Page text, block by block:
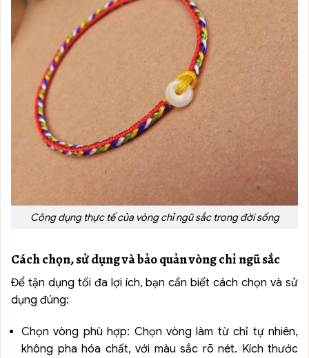
Công dụng thực tế của vòng chỉ ngũ sắc trong đời sống
Cách chọn, sử dụng và bảo quản vòng chỉ ngũ sắc
Để tận dụng tối đa lợi ích, bạn cần biết cách chọn và sử
dụng đúng:
Chọn vòng phù hợp: Chọn vòng làm từ chỉ tự nhiên,
không pha hóa chất, với màu sắc rõ nét. Kích thước